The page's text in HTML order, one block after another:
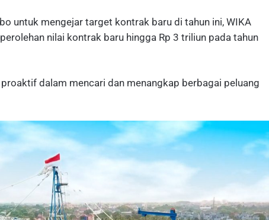
untuk mengejar target kontrak baru di tahun ini, WIKA
nilai kontrak baru hingga Rp 3 triliun pada tahun
dalam mencari dan menangkap berbagai peluang